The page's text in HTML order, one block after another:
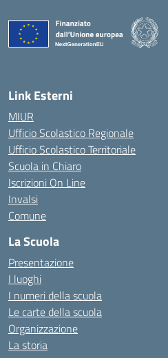
Link Esterni
MIUR
Ufficio Scolastico Regionale
Ufficio Scolastico Territoriale
Scuola in Chiaro
Iscrizioni On Line
Invalsi
Comune
La Scuola
Presentazione
I luoghi
I numeri della scuola
Le carte della scuola
Organizzazione
La storia